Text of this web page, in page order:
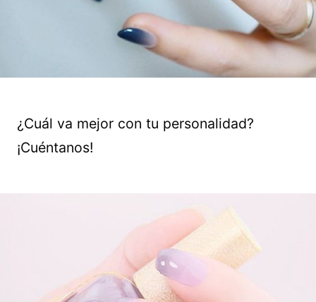
¿Cuál va mejor con tu personalidad?
¡Cuéntanos!